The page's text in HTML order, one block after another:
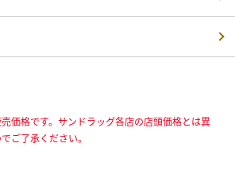
価格です。サンドラッグ各店の店頭価格とは異
ご了承ください。